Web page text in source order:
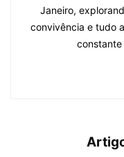
Janeiro,
convivência e tudo
constante